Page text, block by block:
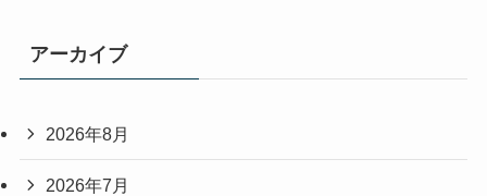
アーカイブ
2026年8月
2026年7月